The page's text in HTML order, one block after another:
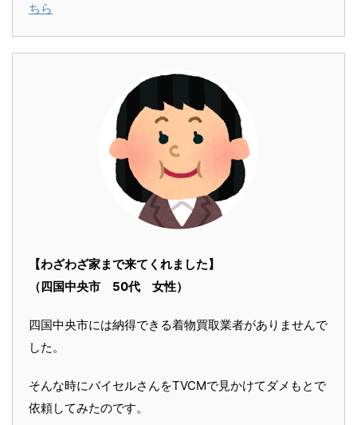
ちら
【わざわざ家まで来てくれました】
（四国中央市 50代 女性）
四国中央市には納得できる着物買取業者がありませんで
した。
そんな時にバイセルさんをTVCMで見かけてダメもとで
依頼してみたのです。